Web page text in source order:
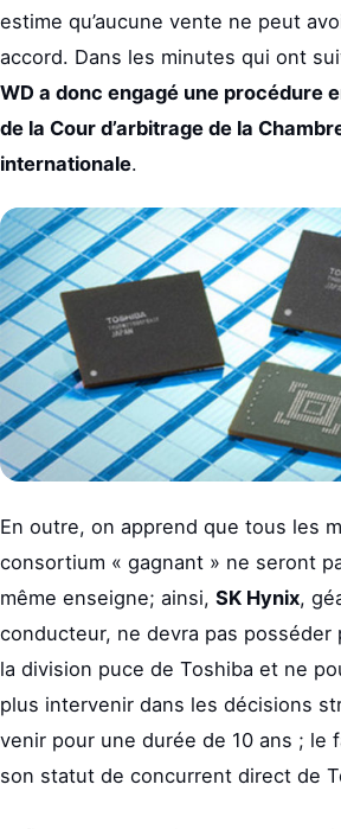
estime qu’aucune vente ne peut
accord. Dans les minutes qui ont
WD a donc engagé une procédure
de la Cour d’arbitrage de la
internationale.
En outre, on apprend que tous les
consortium « gagnant » ne seront
même enseigne; ainsi, SK Hynix,
conducteur, ne devra pas posséder
la division puce de Toshiba et ne
plus intervenir dans les décisions
venir pour une durée de 10 ans ; le
son statut de concurrent direct de